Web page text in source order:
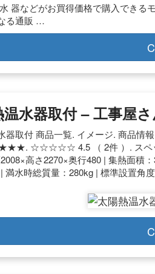
器などがお買得価格で購入できる
る通販 …
温水器取付 – 工事屋
器取付 商品一覧. イメージ. 商品情
☆☆☆☆☆ 4.5 （ 2件 ）. スペッ
高さ2270×奥行480 | 集熱面積
満水時総質量：280kg | 標準設置角